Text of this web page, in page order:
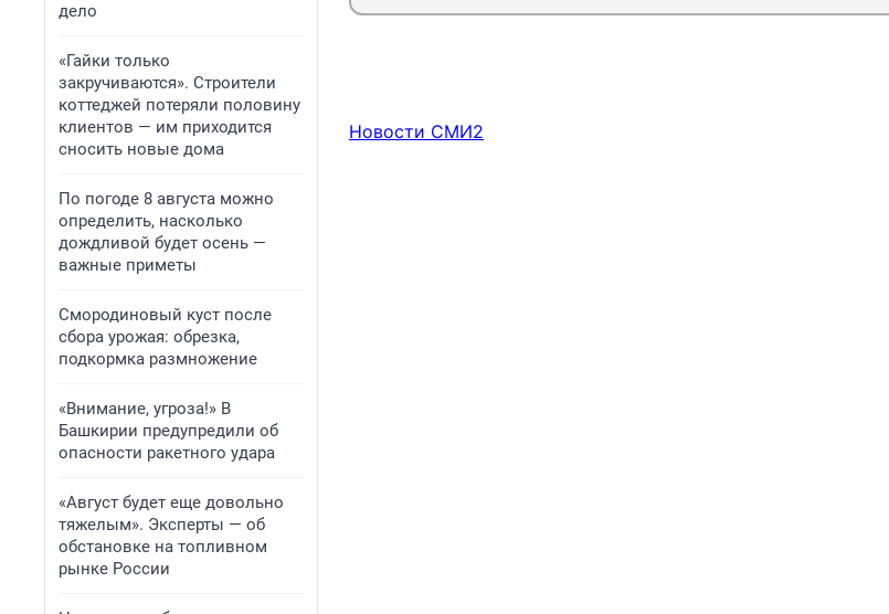
дело
«Гайки только
закручиваются». Строители
коттеджей потеряли половину
клиентов — им приходится
сносить новые дома
По погоде 8 августа можно
определить, насколько
дождливой будет осень —
важные приметы
Смородиновый куст после
сбора урожая: обрезка,
подкормка размножение
«Внимание, угроза!» В
Башкирии предупредили об
опасности ракетного удара
«Август будет еще довольно
тяжелым». Эксперты — об
обстановке на топливном
рынке России
Новости СМИ2